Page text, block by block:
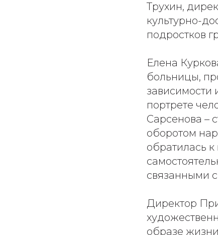
Трухин,
культурно-
подростков
Елена
больницы,
зависимости
портрете
Сарсенова –
оборотом
обратилась к
связанными
Директор
образе